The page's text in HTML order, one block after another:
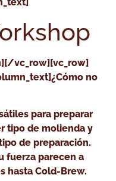
vc_row][vc_row]
no
para preparar
tipo de molienda y
de preparación.
fuerza parecen a
hasta Cold-Brew.